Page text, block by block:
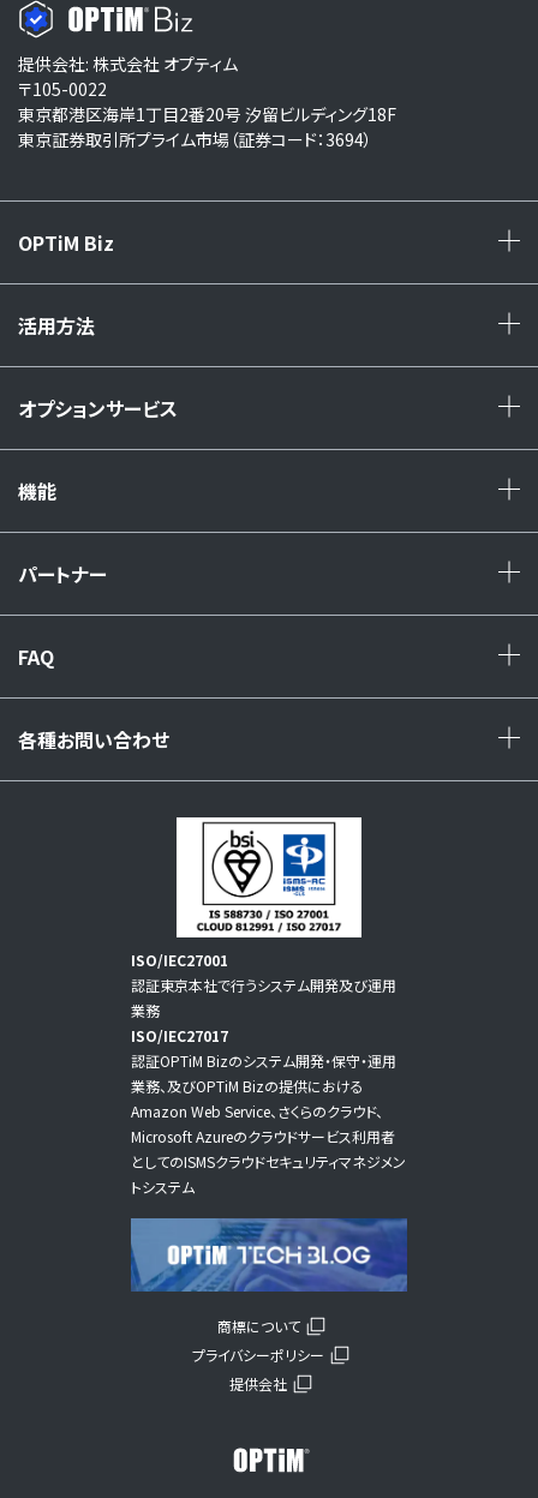
提供会社: 株式会社 オプティム
〒105-0022
東京都港区海岸1丁目2番20号 汐留ビルディング18F
東京証券取引所プライム市場（証券コード：3694）
OPTiM Biz
活用方法
オプションサービス
機能
パートナー
FAQ
各種お問い合わせ
ISO/IEC27001
認証東京本社で行うシステム開発及び運用
業務
ISO/IEC27017
認証OPTiM Bizのシステム開発・保守・運用
業務、及びOPTiM Bizの提供における
Amazon Web Service、さくらのクラウド、
Microsoft Azureのクラウドサービス利用者
としてのISMSクラウドセキュリティマネジメン
トシステム
商標について
プライバシーポリシー
提供会社